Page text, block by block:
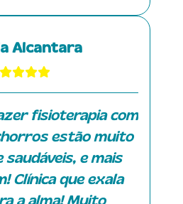
e paciência
as dúvidas dos
a diferença no
Alcantara
fisioterapia com
estão muito
e mais
Clínica que exala
a alma! Muito